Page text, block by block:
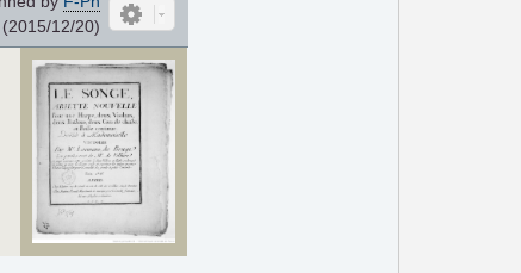
12/20)